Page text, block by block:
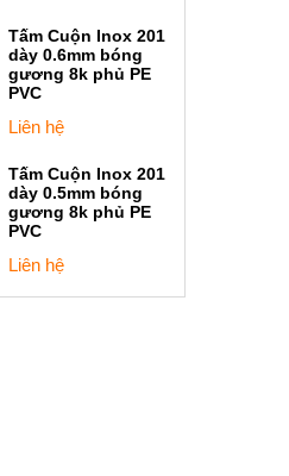
Tấm Cuộn Inox 201
dày 0.6mm bóng
gương 8k phủ PE
PVC
Liên hệ
Tấm Cuộn Inox 201
dày 0.5mm bóng
gương 8k phủ PE
PVC
Liên hệ